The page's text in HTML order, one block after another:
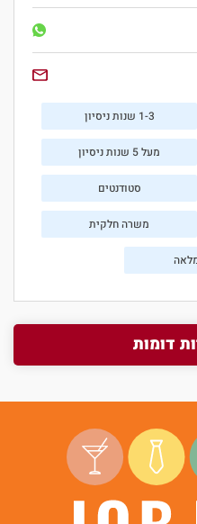
1-3 שנות ניסיון
מעל 5 שנות ניסיון
סטודנטים
משרה חלקית
דומות